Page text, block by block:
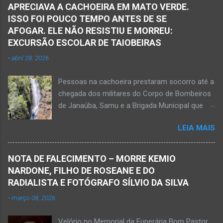
Janaúba seguiram para o local. Uma mulher
morreu e a outra vítima ficou gravemente
ferida e foi levada pelos socorristas do Samu
para o hospital na cidade de Monte Azul. Essa
do Suporte Aéreo Avançado de Vida (SAAV)
para unidade hospi...
APRECIAVA A CACHOEIRA EM MATO VERDE.
ISSO FOI POUCO TEMPO ANTES DE SE
AFOGAR. ELE NÃO RESISTIU E MORREU:
EXCURSÃO ESCOLAR DE TAIOBEIRAS
-abril 28, 2026
Pessoas na cachoeira prestaram socorro até a
chegada dos militares do Corpo de Bombeiros
de Janaúba, Samu e a Brigada Municipal que
resistiu e foi a óbito Foto álbum pessoal Kauan
Pereira Alves publicou em sua rede social a
foto em que apreciava a Cachoeira Maria Rosa,
em Mato Verde, pouco tempo antes de se
afogar e depois vir a óbito nesta terça-feira, dia
LEIA MAIS
NOTA DE FALECIMENTO – MORRE KEMIO
NARDONE, FILHO DE ROSEANE E DO
RADIALISTA E FOTÓGRAFO SÍLVIO DA SILVA
-março 08, 2026